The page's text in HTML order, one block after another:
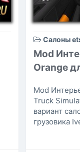
Салоны
Mod
Orange
Mod
Truck
вариант
грузовика